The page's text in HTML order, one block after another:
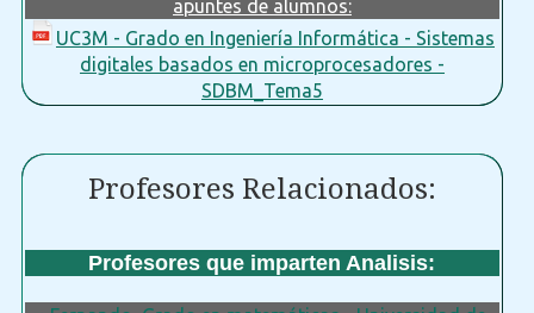
apuntes de alumnos:
UC3M - Grado en Ingeniería Informática - Sistemas
digitales basados en microprocesadores -
SDBM_Tema5
Profesores Relacionados:
Profesores que imparten Analisis: